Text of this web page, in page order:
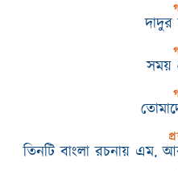
সময়
তিনটি বাংলা রচনায় এম.